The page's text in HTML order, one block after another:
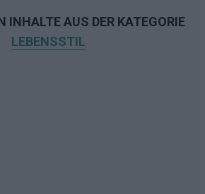
INHALTE AUS DER KATEGORIE
LEBENSSTIL